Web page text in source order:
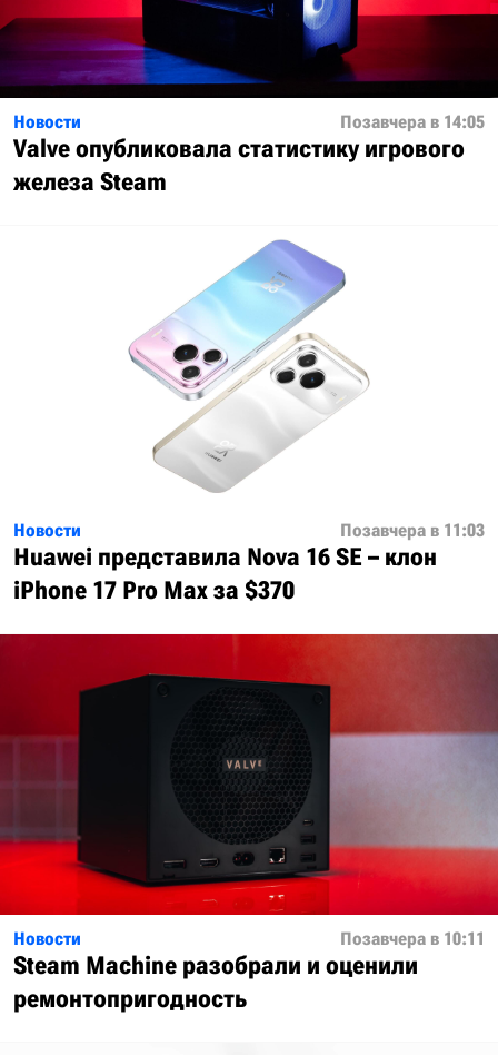
Новости Позавчера в 14:05
Valve опубликовала статистику игрового
железа Steam
Новости Позавчера в 11:03
Huawei представила Nova 16 SE – клон
iPhone 17 Pro Max за $370
Новости Позавчера в 10:11
Steam Machine разобрали и оценили
ремонтопригодность